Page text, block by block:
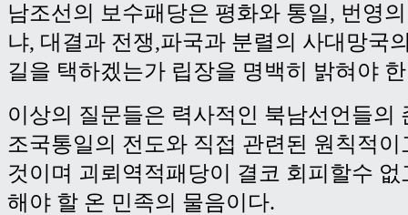
남조선의 보수패당은 평화와 통일, 번영
냐, 대결과 전쟁,파국과 분렬의 사대망국
길을 택하겠는가 립장을 명백히 밝혀야
이상의 질문들은 력사적인 북남선언들의
조국통일의 전도와 직접 관련된 원칙적
것이며 괴뢰역적패당이 결코 회피할수
해야 할 온 민족의 물음이다.